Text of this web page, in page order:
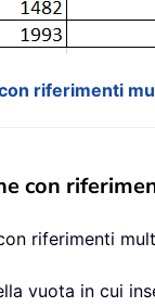
riferimenti
con
riferimenti
vuota in cui